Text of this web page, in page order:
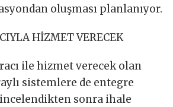
oluşması planlanıyor.
HİZMET VERECEK
ile hizmet verecek olan
sistemlere de entegre
sonra ihale